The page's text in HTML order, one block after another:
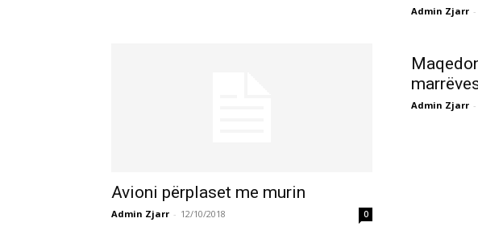
Admin Zjarr -
Avioni përplaset me murin
Admin Zjarr - 12/10/2018 0
Admin Zjarr -